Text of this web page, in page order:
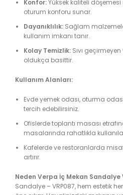
Konfor:Yüksek kaliteli
oturum konforu sunar.
Dayanıklılık: Sağlam
kullanım imkanı tanır.
Kolay Temizlik: Sıvı
oldukça basittir.
Kullanım Alanları:
Evde yemek odası, oturma
tercih edebilirsiniz.
Ofislerde toplantı masası
masalarında rahatlıkla
Kafelerde ve restoranlarda
artırır.
Neden Verpa İç Mekan Sandalye
Sandalye – VRP087, hem estetik